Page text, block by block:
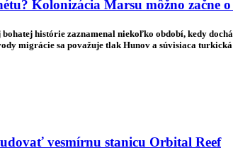
Kolonizácia Marsu môžno začne
histórie zaznamenal niekoľko období, kedy
migrácie sa považuje tlak Hunov a súvisiaca
vesmírnu stanicu Orbital Reef